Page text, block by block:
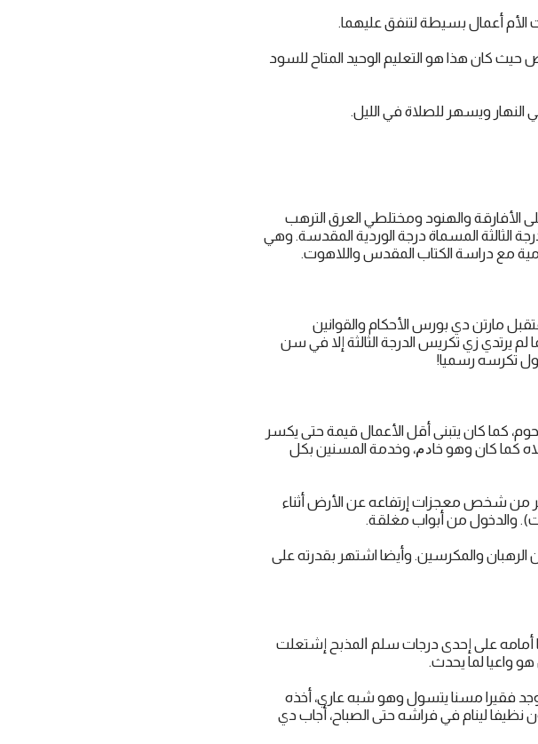
الأم أعمال بسيطة لتنفق عليهما.
حيث كان هذا هو التعليم الوحيد المتاح للسود
ويسهر للصلاة في الليل.
الأفارقة والهنود ومختلطي العرق الترهب
الثالثة المسماة درجة الوردية المقدسة. وهي
مع دراسة الكتاب المقدس واللاهوت.
مارتن دي بورس الأحكام والقوانين
يرتدي زي تكريس الدرجة الثالثة إلا في سن
كما كان يتبنى أقل الأعمال ﻗﻴﻤﺔ حتى يكسر
كما كان وهو ﺧﺎﺩﻡ، وخدمة المسنين بكل
من شخص معجزات إرتفاعه عن الأرض أثناء
والدخول من أبواب ﻣﻐﻠﻘﺔ.
والمكرسين. وأيضا اشتهر بقدرته على
أمامه على إحدى درجات سلم ﺍﻟﻤﺬﺑﺢ إشتعلت
واعيا لما يحدث.
وجد فقيرا مسنا يتسول وهو شبه عاري، أخذه
نظيفا لينام في فراشه حتى الصباح، أجاب دي